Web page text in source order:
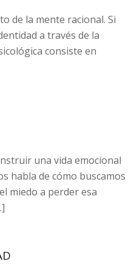
de la mente racional. Si
a través de la
consiste en
una vida emocional
habla de cómo buscamos
miedo a perder esa